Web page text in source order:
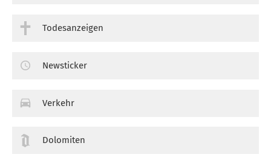
Todesanzeigen
Newsticker
Verkehr
Dolomiten